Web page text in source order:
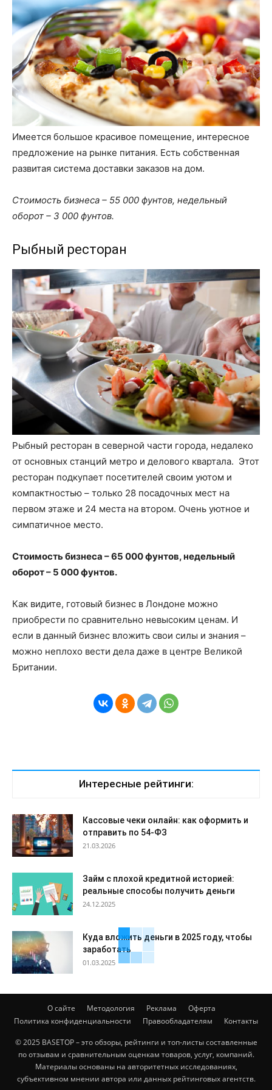
Имеется большое красивое помещение, интересное
предложение на рынке питания. Есть собственная
развитая система доставки заказов на дом.
Стоимость бизнеса – 55 000 фунтов, недельный
оборот – 3 000 фунтов.
Рыбный ресторан
Рыбный ресторан в северной части города, недалеко
от основных станций метро и делового квартала. Этот
ресторан подкупает посетителей своим уютом и
компактностью – только 28 посадочных мест на
первом этаже и 24 места на втором. Очень уютное и
симпатичное место.
Стоимость бизнеса – 65 000 фунтов, недельный
оборот – 5 000 фунтов.
Как видите, готовый бизнес в Лондоне можно
приобрести по сравнительно невысоким ценам. И
если в данный бизнес вложить свои силы и знания –
можно неплохо вести дела даже в центре Великой
Британии.
Интересные рейтинги:
Кассовые чеки онлайн: как оформить и
отправить по 54-ФЗ
21.03.2026
Займ с плохой кредитной историей:
реальные способы получить деньги
24.12.2025
Куда вложить деньги в 2025 году, чтобы
заработать
01.03.2025
О сайте Методология Реклама
Оферта
Политика конфиденциальности
Правообладателям Контакты
© 2025 BASETOP – это обзоры, рейтинги и топ-листы составленные
по отзывам и сравнительным оценкам товаров, услуг, компаний.
Материалы основаны на авторитетных исследованиях,
субъективном мнении автора или данных рейтинговых агентств.